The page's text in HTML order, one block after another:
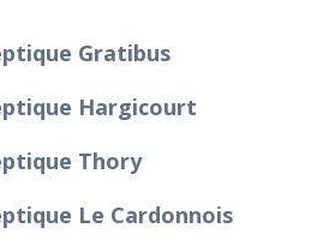
Gratibus
Hargicourt
Thory
Le Cardonnois